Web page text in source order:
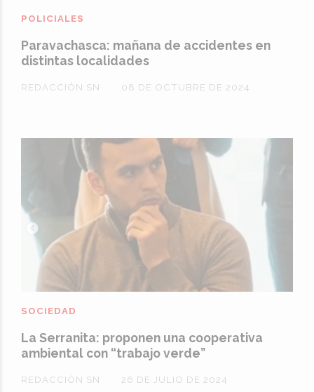
Paravachasca: mañana de accidentes en
distintas localidades
REDACCIÓN SN
POLICIALES
08 DE OCTUBRE DE 2024
La Serranita: proponen una cooperativa
ambiental con “trabajo verde”
REDACCIÓN SN
SOCIEDAD
26 DE JULIO DE 2024